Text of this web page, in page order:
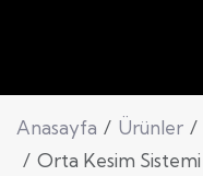
Anasayfa Ürünler
Orta Kesim Sistemi